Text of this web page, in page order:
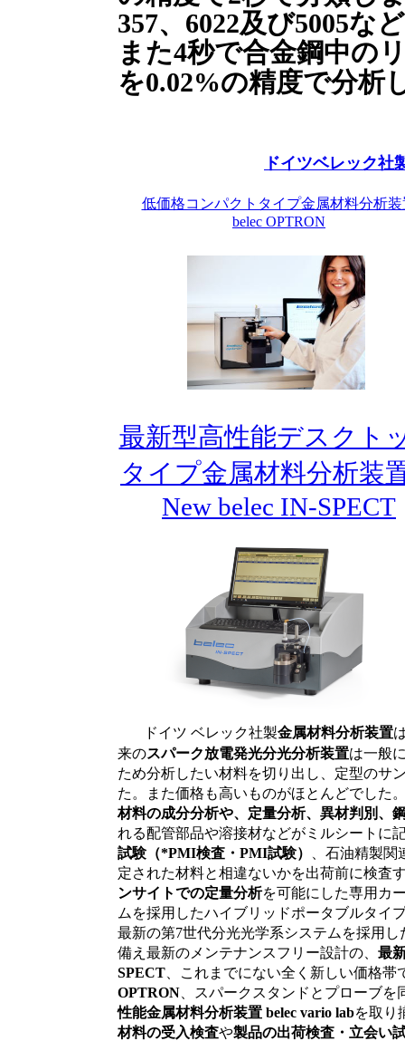
357、6022及び5005な
また4秒で合金鋼中の
を0.02%の精度で分析
ドイツベレック社
低価格コンパクトタイプ金属材料分析装
belec OPTRON
最新型高性能デスクト
タイプ金属材料分析
New belec IN-SPECT
ドイツ ベレック社製金属材料分析装置
来のスパーク放電発光分光分析装置は一般
ため分析したい材料を切り出し、定型のサ
た。また価格も高いものがほとんどでした
材料の成分分析や、定量分析、異材判別、
れる配管部品や溶接材などがミルシートに
試験（*PMI検査・PMI試験）
、石油精製
定された材料と相違ないかを出荷前に検査
ンサイトでの定量分析を可能にした専用カ
ムを採用したハイブリッドポータブルタイ
最新の第7世代分光光学系システムを採用
備え最新のメンテナンスフリー設計の、 最
SPECT 、これまでにない全く新しい価格
OPTRON 、スパークスタンドとプローブ
性能金属材料分析装置 belec vario labを取り
材料の受入検査や製品の出荷検査・立会い